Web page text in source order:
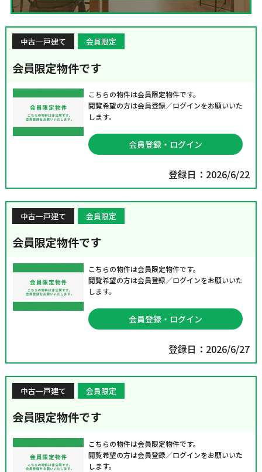
中古一戸建て 会員限定
会員限定物件です
こちらの物件は会員限定物件です。
閲覧希望の方は会員登録／ログインをお願いいた
します。
会員登録・ログイン
登録日：2026/6/22
中古一戸建て 会員限定
会員限定物件です
こちらの物件は会員限定物件です。
閲覧希望の方は会員登録／ログインをお願いいた
します。
会員登録・ログイン
登録日：2026/6/27
中古一戸建て 会員限定
会員限定物件です
こちらの物件は会員限定物件です。
閲覧希望の方は会員登録／ログインをお願いいた
します。